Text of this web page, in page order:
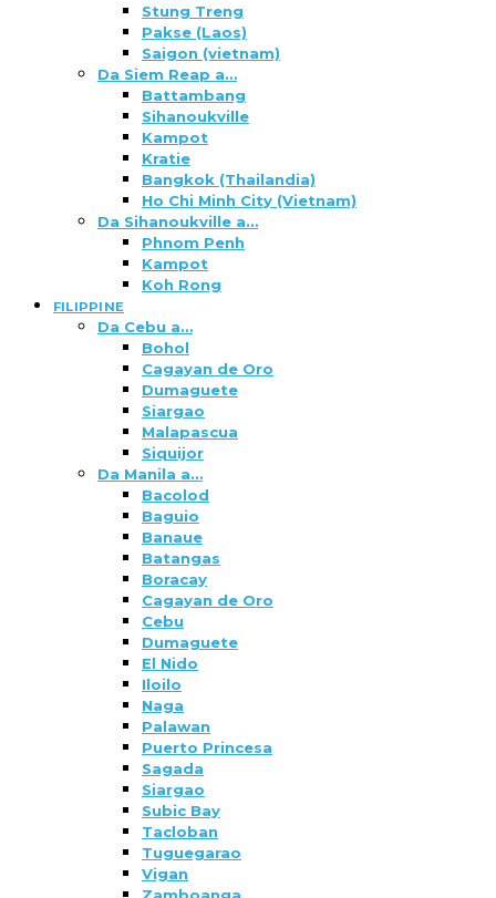
Stung Treng
Pakse (Laos)
Saigon (vietnam)
Da Siem Reap a…
Battambang
Sihanoukville
Kampot
Kratie
Bangkok (Thailandia)
Ho Chi Minh City (Vietnam)
Da Sihanoukville a…
Phnom Penh
Kampot
Koh Rong
FILIPPINE
Da Cebu a…
Bohol
Cagayan de Oro
Dumaguete
Siargao
Malapascua
Siquijor
Da Manila a…
Bacolod
Baguio
Banaue
Batangas
Boracay
Cagayan de Oro
Cebu
Dumaguete
El Nido
Iloilo
Naga
Palawan
Puerto Princesa
Sagada
Siargao
Subic Bay
Tacloban
Tuguegarao
Vigan